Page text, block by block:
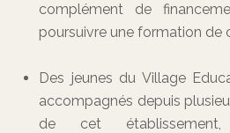
complément de
poursuivre une formation de
Des jeunes du Village
accompagnés depuis
de cet